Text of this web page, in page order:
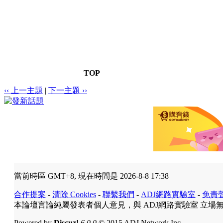
TOP
‹‹ 上一主題 | 下一主題 ››
當前時區 GMT+8, 現在時間是 2026-8-8 17:38
合作提案 - 清除 Cookies - 聯繫我們 - ADJ網路實驗室 - 免責
本論壇言論純屬發表者個人意見，與 ADJ網路實驗室 立場